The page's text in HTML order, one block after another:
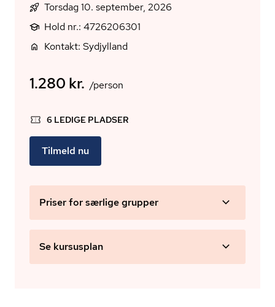
Torsdag 10. september, 2026
Hold nr.: 4726206301
Kontakt: Sydjylland
1.280 kr. /person
6 LEDIGE PLADSER
Tilmeld nu
Priser for særlige grupper
Se kursusplan